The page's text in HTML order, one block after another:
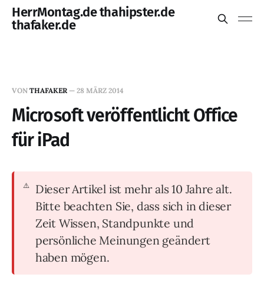
HerrMontag.de thahipster.de
thafaker.de
VON THAFAKER — 28 MÄRZ 2014
Microsoft veröffentlicht Office
für iPad
Dieser Artikel ist mehr als 10 Jahre alt.
Bitte beachten Sie, dass sich in dieser
Zeit Wissen, Standpunkte und
persönliche Meinungen geändert
haben mögen.